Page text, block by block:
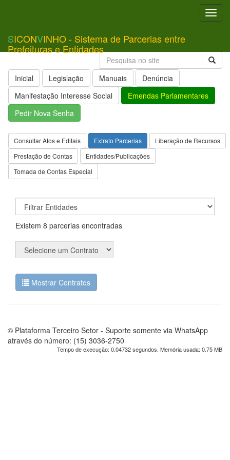
SICONVINHO - Sistema de Parcerias entre
Prefeituras e Entidades
Inicial Legislação Manuais
Denúncia
Manifestação Interesse Social
Emendas Parlamentares
Pedir Nova Senha
Consultar Atos e Editais Extrato Parcerias
Liberação de Recursos
Prestação de Contas
Entidades/Publicações
Tomada de Contas Especial
Existem 8 parcerias encontradas
Mostrar Contratos
© Plataforma Terceiro Setor - Suporte somente via WhatsApp
através do número: (15) 3036-2750
Tempo de execução: 0.04732 segundos. Memória usada: 0.75 MB